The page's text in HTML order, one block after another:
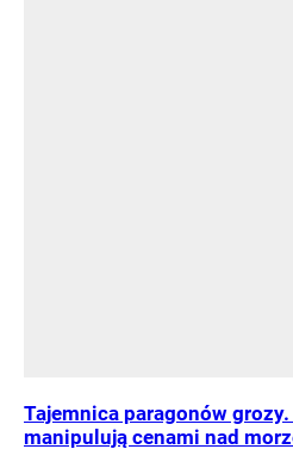
Tajemnica paragonów
manipulują cenami nad